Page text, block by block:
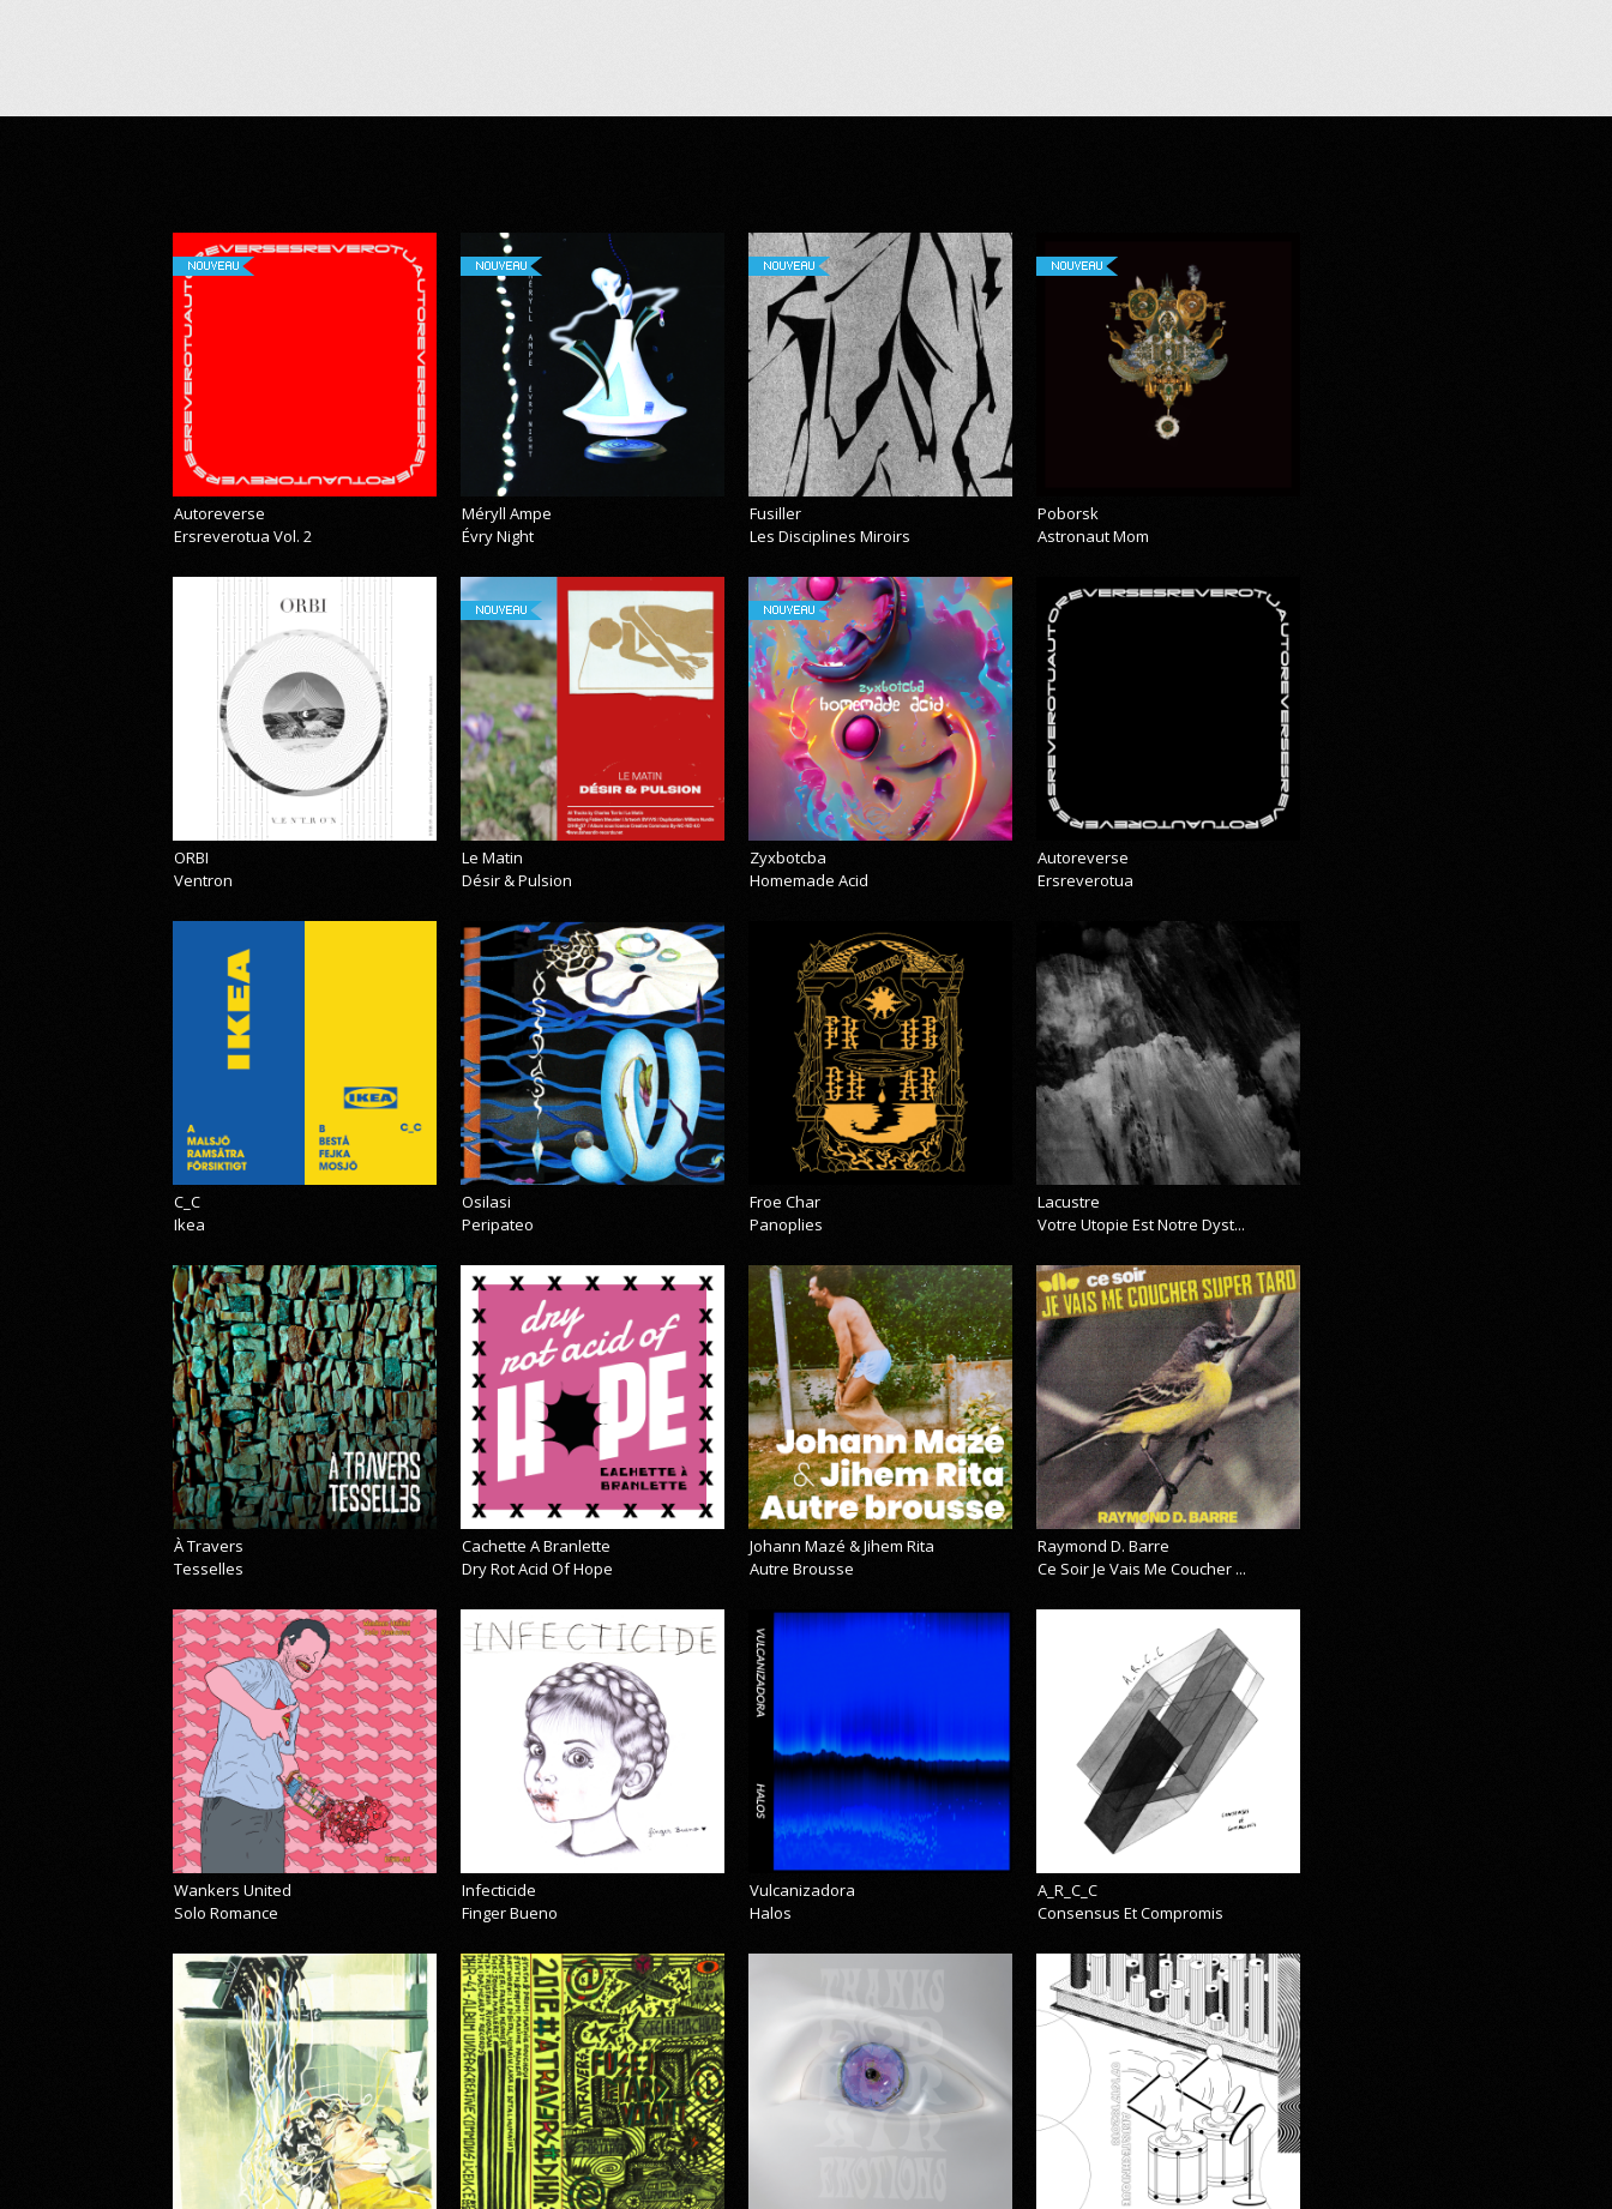
NOUVEAU
Autoreverse
Ersreverotua Vol. 2
NOUVEAU
Méryll Ampe
Évry Night
NOUVEAU
Fusiller
Les Disciplines Miroirs
NOUVEAU
Poborsk
Astronaut Mom
ORBI
Ventron
NOUVEAU
Le Matin
Désir & Pulsion
NOUVEAU
Zyxbotcba
Homemade Acid
Autoreverse
Ersreverotua
C_C
Ikea
Osilasi
Peripateo
Froe Char
Panoplies
Lacustre
Votre Utopie Est Notre Dyst...
À Travers
Tesselles
Cachette A Branlette
Dry Rot Acid Of Hope
Johann Mazé & Jihem Rita
Autre Brousse
Raymond D. Barre
Ce Soir Je Vais Me Coucher ...
Wankers United
Solo Romance
Infecticide
Finger Bueno
Vulcanizadora
Halos
A_R_C_C
Consensus Et Compromis